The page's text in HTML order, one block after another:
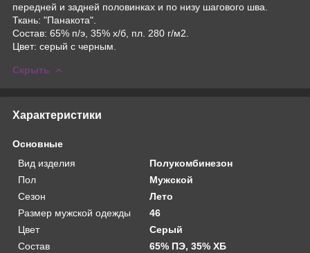
передней и задней половинках и по низу шагового шва.
Ткань: "Панакота".
Состав: 65% п/э, 35% х/б, пл. 280 г/м2.
Цвет: серый с черным.
Скрыть
Характеристики
Основные
Вид изделия
Полукомбинезон
Пол
Мужской
Сезон
Лето
Размер мужской одежды
46
Цвет
Серый
Состав
65% ПЭ, 35% ХБ